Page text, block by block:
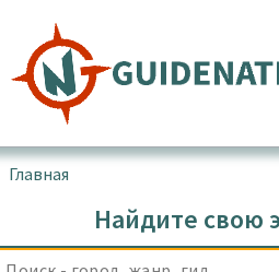
содержимому
Главная
Найдите свою